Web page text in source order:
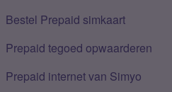
Bestel Prepaid simkaart
Prepaid tegoed opwaarderen
Prepaid internet van Simyo